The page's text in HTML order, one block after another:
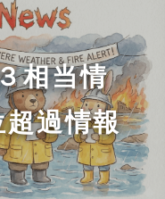
相当情
過情報